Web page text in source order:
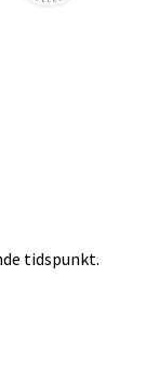
tidspunkt.